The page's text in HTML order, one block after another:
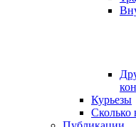
Курьезы